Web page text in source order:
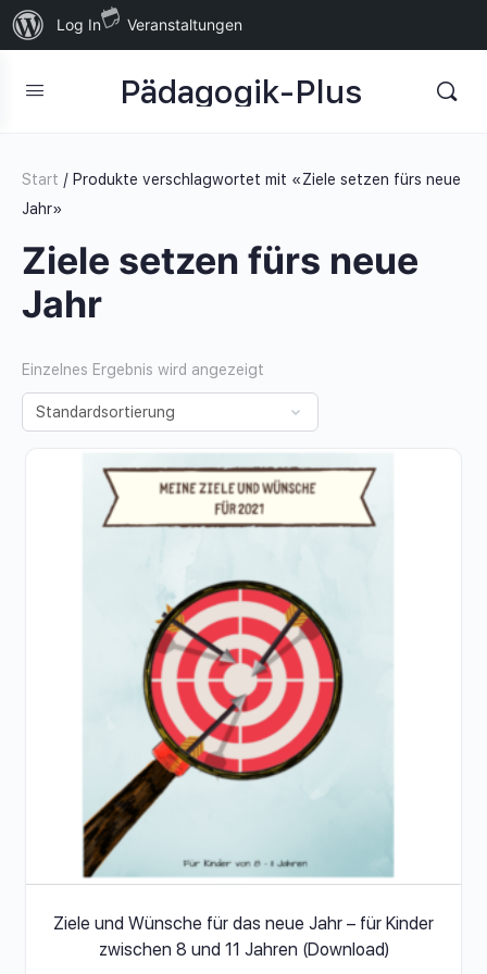
Über
WordPress
Log In Veranstaltungen
Pädagogik-Plus
Start / Produkte verschlagwortet mit «Ziele setzen fürs neue
Jahr»
Ziele setzen fürs neue
Jahr
Einzelnes Ergebnis wird angezeigt
Ziele und Wünsche für das neue Jahr – für Kinder
zwischen 8 und 11 Jahren (Download)